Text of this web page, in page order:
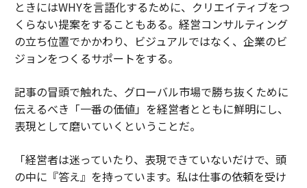
ときにはWHYを言語化するために、クリエイティブをつ
くらない提案をすることもある。経営コンサルティング
の立ち位置でかかわり、ビジュアルではなく、企業のビ
ジョンをつくるサポートをする。
記事の冒頭で触れた、グローバル市場で勝ち抜くために
伝えるべき「一番の価値」を経営者とともに鮮明にし、
表現として磨いていくということだ。
「経営者は迷っていたり、表現できていないだけで、頭
の中に『答え』を持っています。私は仕事の依頼を受け